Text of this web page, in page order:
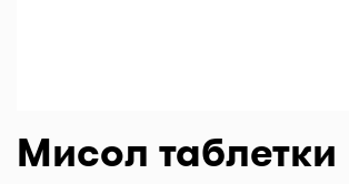
Мисол таблетки